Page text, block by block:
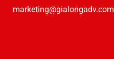
marketing@gialongadv.com